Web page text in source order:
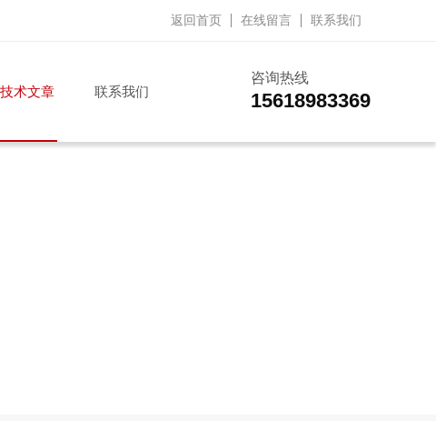
返回首页 在线留言 联系我们
咨询热线
15618983369
技术文章 联系我们